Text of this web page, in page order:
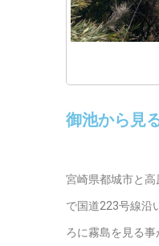
御池から見
宮崎県都城市と
で国道223号線沿
ろに霧島を見る